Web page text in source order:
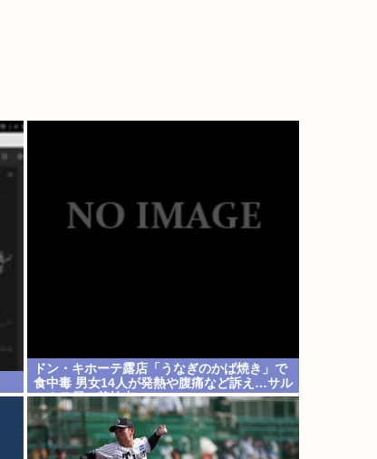
ドン・キホーテ露店「うなぎのかば焼き」で
食中毒 男女14人が発熱や腹痛など訴え…サル
モネラ属の菌検出